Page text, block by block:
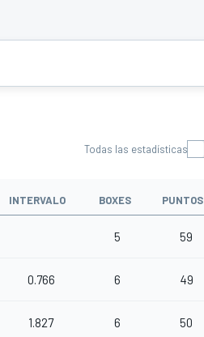
Todas las estadísticas
INTERVALO BOXES PUNTOS
5 59
0.766 6 49
1.827 6 50